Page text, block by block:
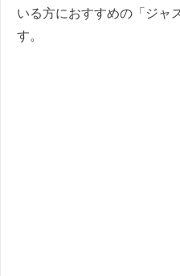
いる方におすすめの「ジャ
す。